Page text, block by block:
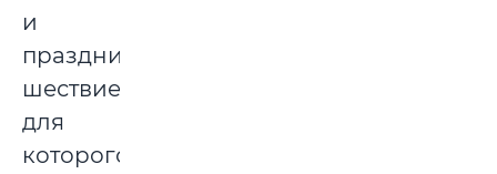
и
праздничное
шествие,
для
которого